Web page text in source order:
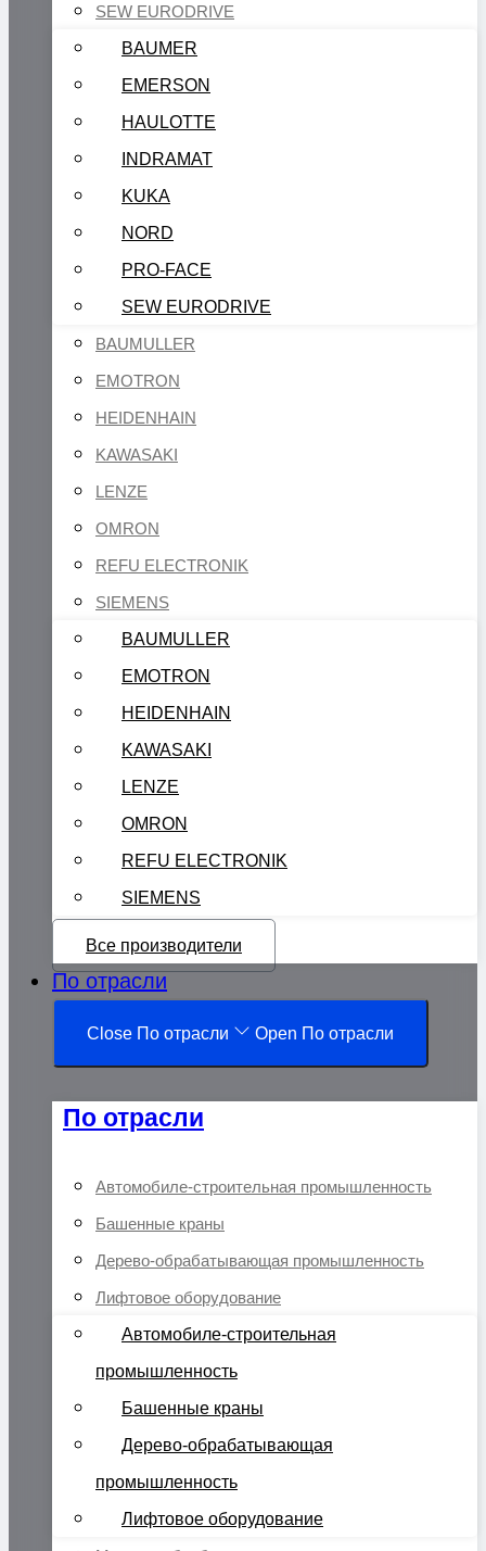
SEW EURODRIVE
BAUMER
EMERSON
HAULOTTE
INDRAMAT
KUKA
NORD
PRO-FACE
SEW EURODRIVE
BAUMULLER
EMOTRON
HEIDENHAIN
KAWASAKI
LENZE
OMRON
REFU ELECTRONIK
SIEMENS
BAUMULLER
EMOTRON
HEIDENHAIN
KAWASAKI
LENZE
OMRON
REFU ELECTRONIK
SIEMENS
Все производители
По отрасли
Close По отрасли Open По отрасли
По отрасли
Автомобиле-строительная промышленность
Башенные краны
Дерево-обрабатывающая промышленность
Лифтовое оборудование
Автомобиле-строительная
промышленность
Башенные краны
Дерево-обрабатывающая
промышленность
Лифтовое оборудование